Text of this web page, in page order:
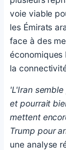
voie viable
les Émirats
face à des
économiques
la
'L'Iran
et pourrait
mettent
Trump pour
une analyse